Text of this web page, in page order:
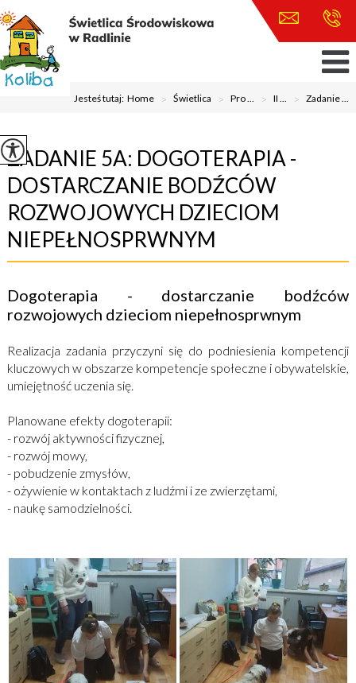
Jesteś tutaj:Home > Świetlica > Pro ... > II ... > Zadanie ...
ZADANIE 5A: DOGOTERAPIA -
DOSTARCZANIE BODŹCÓW
ROZWOJOWYCH DZIECIOM
NIEPEŁNOSPRWNYM
Dogoterapia - dostarczanie bodźców
rozwojowych dzieciom niepełnosprwnym
Realizacja zadania przyczyni się do podniesienia kompetencji
kluczowych w obszarze kompetencje społeczne i obywatelskie,
umiejętność uczenia się.
Planowane efekty dogoterapii:
- rozwój aktywności fizycznej,
- rozwój mowy,
- pobudzenie zmysłów,
- ożywienie w kontaktach z ludźmi i ze zwierzętami,
- naukę samodzielności.